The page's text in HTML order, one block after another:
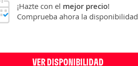
¡Hazte con el mejor precio!
Comprueba ahora la disponibilidad
VER DISPONIBILIDAD